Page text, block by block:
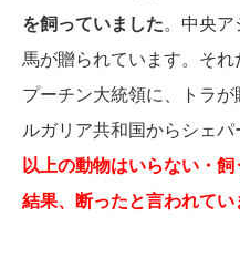
を飼っていました。中央
馬が贈られています。そ
プーチン大統領に、トラ
ルガリア共和国からシェパ
以上の動物はいらない・
結果、断ったと言われてい